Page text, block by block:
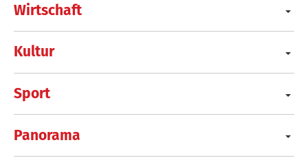
Wirtschaft
Kultur
Sport
Panorama